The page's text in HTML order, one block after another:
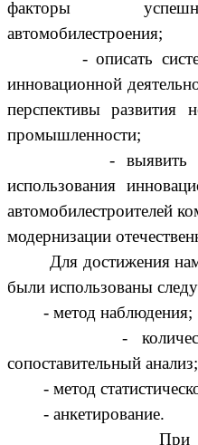
факторы
автомобилестроения;
- описать
инновационной
перспективы развития
промышленности;
-
использования
автомобилестроителей
модернизации
Для достижения
были использованы
- метод наблюдения;
-
сопоставительный анализ;
- метод
- анкетирование.
При